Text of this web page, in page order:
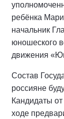
ребёнка
начальник
юношеского
движения
Состав
россияне
Кандидаты
ходе